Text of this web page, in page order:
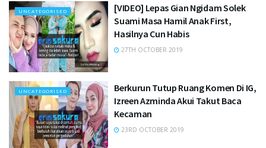
UNCATEGORISED
[VIDEO] Lepas Gian Ngidam Solek
Suami Masa Hamil Anak First,
Hasilnya Cun Habis
27TH OCTOBER 2019
UNCATEGORISED
Berkurun Tutup Ruang Komen Di IG,
Izreen Azminda Akui Takut Baca
Kecaman
23RD OCTOBER 2019